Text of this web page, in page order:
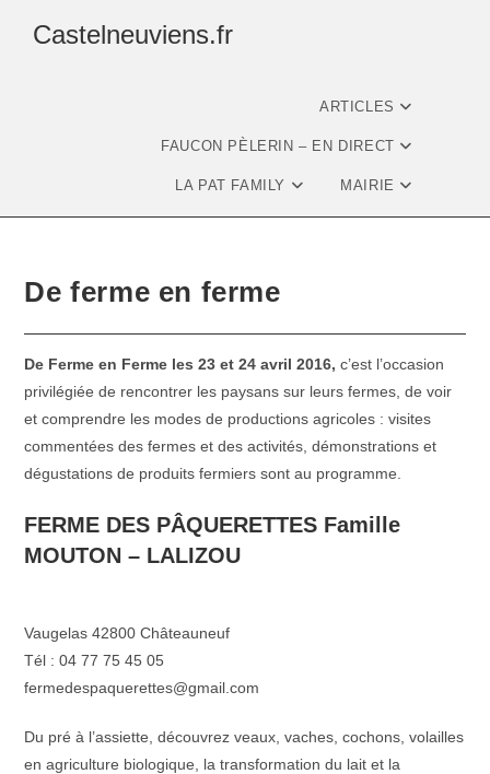
Castelneuviens.fr
ARTICLES
FAUCON PÈLERIN – EN DIRECT
LA PAT FAMILY MAIRIE
De ferme en ferme
De Ferme en Ferme les 23 et 24 avril 2016, c’est l’occasion
privilégiée de rencontrer les paysans sur leurs fermes, de voir
et comprendre les modes de productions agricoles : visites
commentées des fermes et des activités, démonstrations et
dégustations de produits fermiers sont au programme.
FERME DES PÂQUERETTES Famille
MOUTON – LALIZOU
Vaugelas 42800 Châteauneuf
Tél : 04 77 75 45 05
fermedespaquerettes@gmail.com
Du pré à l’assiette, découvrez veaux, vaches, cochons, volailles
en agriculture biologique, la transformation du lait et la